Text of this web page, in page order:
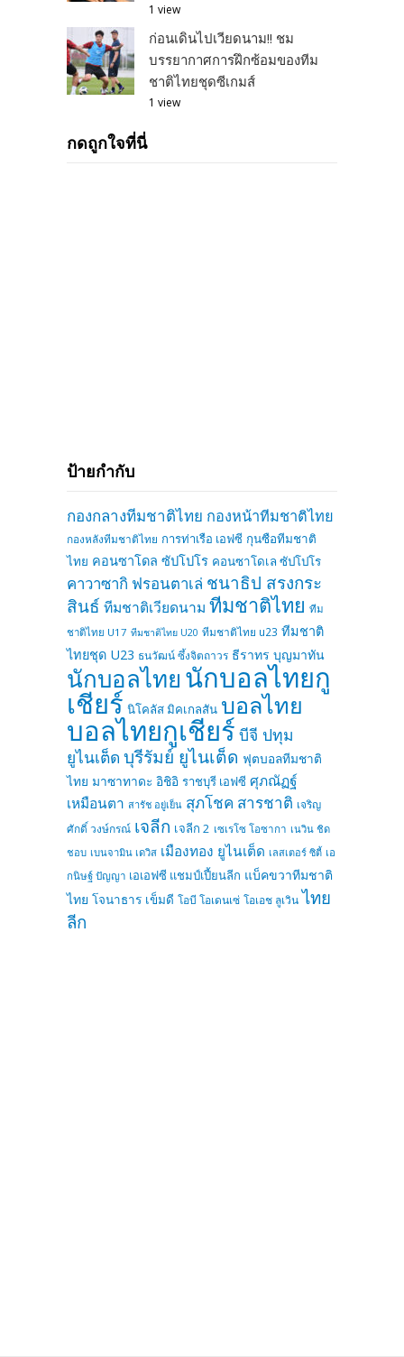
1 view
ก่อนเดินไปเวียดนาม!! ชม
บรรยากาศการฝึกซ้อมของทีม
ชาติไทยชุดซีเกมส์
1 view
กดถูกใจที่นี่
ป้ายกำกับ
กองกลางทีมชาติไทย กองหน้าทีมชาติไทย
กองหลังทีมชาติไทย การท่าเรือ เอฟซี กุนซือทีมชาติ
ไทย คอนซาโดล ซัปโปโร คอนซาโดเล ซัปโปโร
คาวาซากิ ฟรอนตาเล่ ชนาธิป สรงกระ
สินธ์ ทีมชาติเวียดนาม ทีมชาติไทย ทีม
ชาติไทย U17 ทีมชาติไทย U20 ทีมชาติไทย u23 ทีมชาติ
ไทยชุด U23 ธนวัฒน์ ซึ้งจิตถาวร ธีราทร บุญมาทัน
นักบอลไทยนักบอลไทยกู
เชียร์ นิโคลัส มิคเกลสัน บอลไทย
บอลไทยกูเชียร์ บีจี ปทุม
ยูไนเต็ด บุรีรัมย์ ยูไนเต็ด ฟุตบอลทีมชาติ
ไทย มาซาทาดะ อิชิอิ ราชบุรี เอฟซี ศุภณัฏฐ์
เหมือนตา สารัช อยู่เย็น สุภโชค สารชาติ เจริญ
ศักดิ์ วงษ์กรณ์ เจลีก เจลีก 2 เซเรโซ โอซากา เนวิน ชิด
ชอบ เบนจามิน เดวิส เมืองทอง ยูไนเต็ด เลสเตอร์ ซิตี้ เอ
กนิษฐ์ ปัญญา เอเอฟซี แชมป์เปี้ยนลีก แบ็คขวาทีมชาติ
ไทย โจนาธาร เข็มดี โอบี โอเดนเซ่ โอเอช ลูเวิน ไทย
ลีก